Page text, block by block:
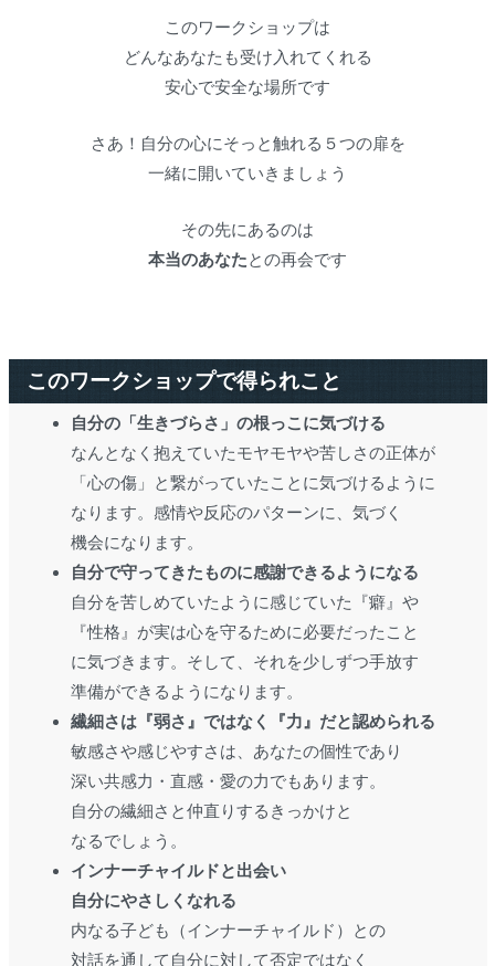
このワークショップは
どんなあなたも受け入れてくれる
安心で安全な場所です
さあ！自分の心にそっと触れる５つの扉を
一緒に開いていきましょう
その先にあるのは
本当のあなたとの再会です
このワークショップで得られこと
自分の「生きづらさ」の根っこに気づける
なんとなく抱えていたモヤモヤや苦しさの正体が
「心の傷」と繋がっていたことに気づけるように
なります。感情や反応のパターンに、気づく
機会になります。
自分で守ってきたものに感謝できるようになる
自分を苦しめていたように感じていた『癖』や
『性格』が実は心を守るために必要だったこと
に気づきます。そして、それを少しずつ手放す
準備ができるようになります。
繊細さは『弱さ』ではなく『力』だと認められる
敏感さや感じやすさは、あなたの個性であり
深い共感力・直感・愛の力でもあります。
自分の繊細さと仲直りするきっかけと
なるでしょう。
インナーチャイルドと出会い
自分にやさしくなれる
内なる子ども（インナーチャイルド）との
対話を通して自分に対して否定ではなく